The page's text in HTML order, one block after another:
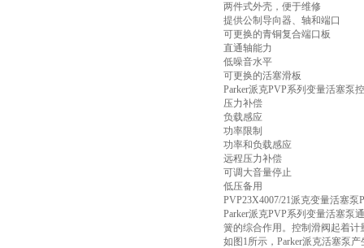
两件式外壳，便于维修
提供公制导向器、轴和端口
可更换的青铜复合端口板
直通轴能力
低噪音水平
可更换的活塞滑板
Parker派克PVP系列变量活塞泵
压力补偿
负载感应
功率限制
功率和负载感应
远程压力补偿
可调大音量停止
低压备用
PVP23X4007/21派克变量活塞
Parker派克PVP系列变量活塞泵
簧的综合作用。控制滑阀起着
如图1所示，Parker派克活塞泵